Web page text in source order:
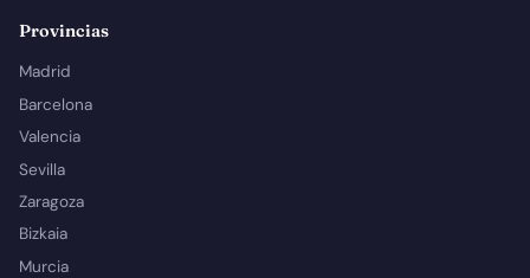
Provincias
Madrid
Barcelona
Valencia
Sevilla
Zaragoza
Bizkaia
Murcia